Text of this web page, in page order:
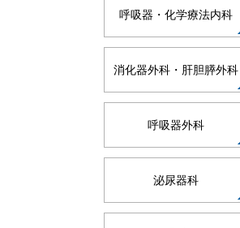
呼吸器・化学療法内科
消化器外科・肝胆膵外科
呼吸器外科
泌尿器科